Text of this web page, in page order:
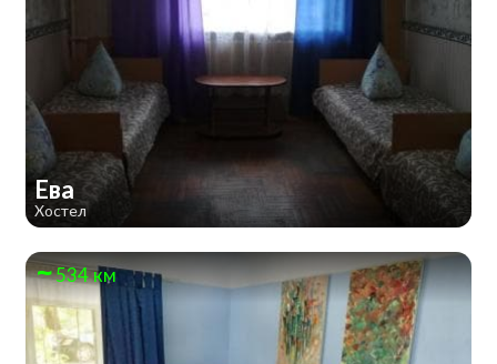
Ева
Хостел
534 км